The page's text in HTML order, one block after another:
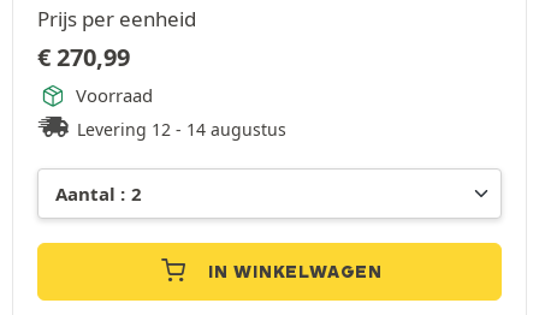
Prijs per eenheid
€270,99
Voorraad
Levering 12 - 14 augustus
IN WINKELWAGEN